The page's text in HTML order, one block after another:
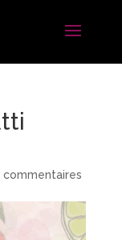
commentaires